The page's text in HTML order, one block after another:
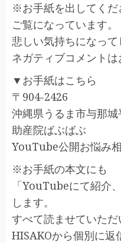
※お手紙を出してくだ
ご覧になっています。
悲しい気持ちになっ
ネガティブコメントは
▼お手紙はこちら
〒904-2426
沖縄県うるま市与那
助産院ばぶばぶ
YouTube公開お悩み
※お手紙の本文にも
「YouTubeにて紹介
します。
すべて読ませていただ
HISAKOから個別に返